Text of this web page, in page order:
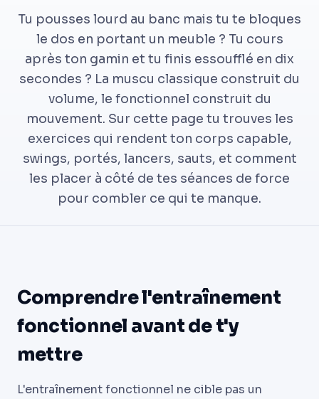
Tu pousses lourd au banc mais tu te bloques
le dos en portant un meuble ? Tu cours
après ton gamin et tu finis essoufflé en dix
secondes ? La muscu classique construit du
volume, le fonctionnel construit du
mouvement. Sur cette page tu trouves les
exercices qui rendent ton corps capable,
swings, portés, lancers, sauts, et comment
les placer à côté de tes séances de force
pour combler ce qui te manque.
Comprendre l'entraînement
fonctionnel avant de t'y
mettre
L'entraînement fonctionnel ne cible pas un